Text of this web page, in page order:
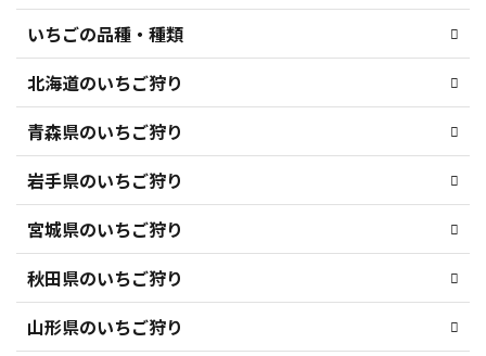
いちごの品種・種類
北海道のいちご狩り
青森県のいちご狩り
岩手県のいちご狩り
宮城県のいちご狩り
秋田県のいちご狩り
山形県のいちご狩り